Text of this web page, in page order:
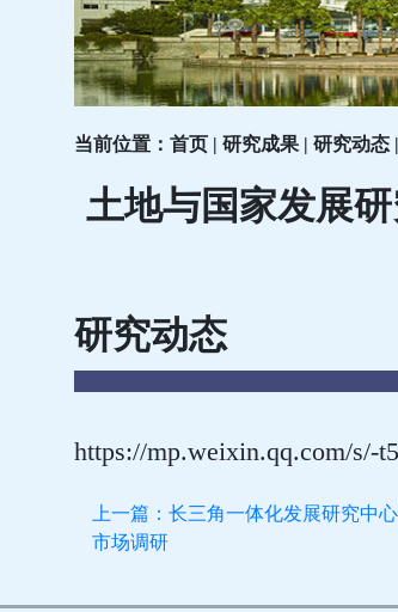
当前位置：首页 | 研究成果 | 研究动态
土地与国家发展
研究动态
https://mp.weixin.qq.com/s/-
上一篇：长三角一体化发展研究中
市场调研